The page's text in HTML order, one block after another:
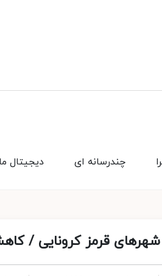
دیجیتال چندرسانه ای
قرمز کرونایی /